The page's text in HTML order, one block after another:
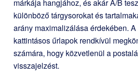
márkája hangjához, és akár A/B
különböző tárgysorokat és
arány maximalizálása érdekében.
kattintásos űrlapok rendkívül
számára, hogy közvetlenül a
visszajelzést.